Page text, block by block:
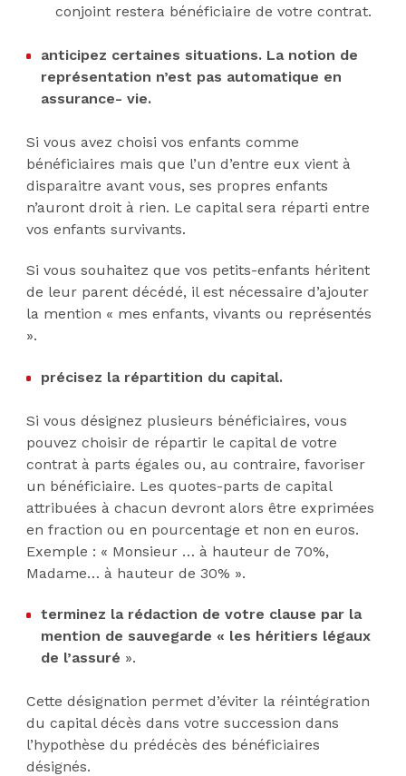
conjoint restera bénéficiaire de votre contrat.
anticipez certaines situations. La notion de
représentation n’est pas automatique en
assurance- vie.
Si vous avez choisi vos enfants comme
bénéficiaires mais que l’un d’entre eux vient à
disparaitre avant vous, ses propres enfants
n’auront droit à rien. Le capital sera réparti entre
vos enfants survivants.
Si vous souhaitez que vos petits-enfants héritent
de leur parent décédé, il est nécessaire d’ajouter
la mention « mes enfants, vivants ou représentés
».
précisez la répartition du capital.
Si vous désignez plusieurs bénéficiaires, vous
pouvez choisir de répartir le capital de votre
contrat à parts égales ou, au contraire, favoriser
un bénéficiaire. Les quotes-parts de capital
attribuées à chacun devront alors être exprimées
en fraction ou en pourcentage et non en euros.
Exemple : « Monsieur … à hauteur de 70%,
Madame… à hauteur de 30% ».
terminez la rédaction de votre clause par la
mention de sauvegarde « les héritiers légaux
de l’assuré ».
Cette désignation permet d’éviter la réintégration
du capital décès dans votre succession dans
l’hypothèse du prédécès des bénéficiaires
désignés.